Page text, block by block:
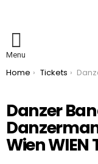
Menu
You are here:
Home Tickets Danzer Band &
Danzer
Wien